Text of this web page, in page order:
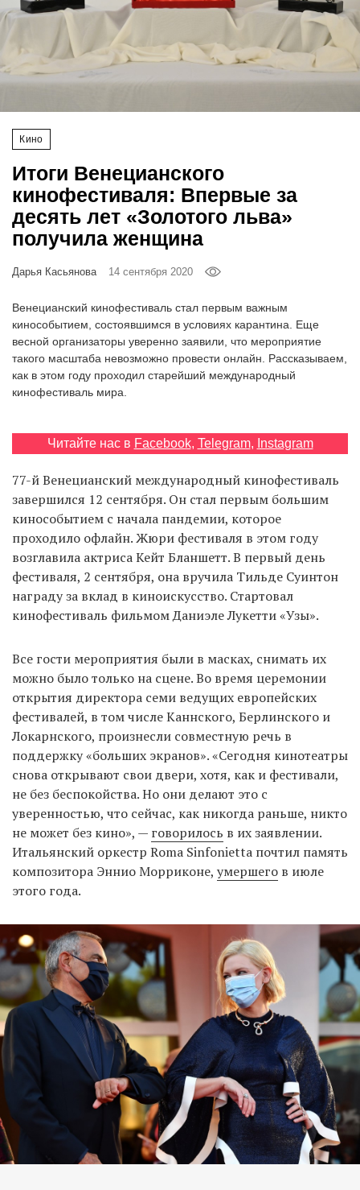
Кино
Итоги Венецианского
кинофестиваля: Впервые за
десять лет «Золотого льва»
получила женщина
Дарья Касьянова 14 сентября 2020
Венецианский кинофестиваль стал первым важным
кинособытием, состоявшимся в условиях карантина. Еще
весной организаторы уверенно заявили, что мероприятие
такого масштаба невозможно провести онлайн. Рассказываем,
как в этом году проходил старейший международный
кинофестиваль мира.
Читайте нас в Facebook, Telegram, Instagram
77-й Венецианский международный кинофестиваль
завершился 12 сентября. Он стал первым большим
кинособытием с начала пандемии, которое
проходило офлайн. Жюри фестиваля в этом году
возглавила актриса Кейт Бланшетт. В первый день
фестиваля, 2 сентября, она вручила Тильде Суинтон
награду за вклад в киноискусство. Стартовал
кинофестиваль фильмом Даниэле Лукетти «Узы».
Все гости мероприятия были в масках, снимать их
можно было только на сцене. Во время церемонии
открытия директора семи ведущих европейских
фестивалей, в том числе Каннского, Берлинского и
Локарнского, произнесли совместную речь в
поддержку «больших экранов». «Сегодня кинотеатры
снова открывают свои двери, хотя, как и фестивали,
не без беспокойства. Но они делают это с
уверенностью, что сейчас, как никогда раньше, никто
не может без кино», — говорилось в их заявлении.
Итальянский оркестр Roma Sinfonietta почтил память
композитора Эннио Морриконе, умершего в июле
этого года.